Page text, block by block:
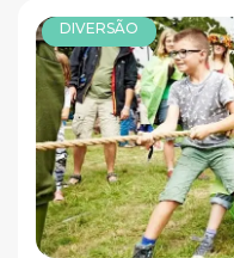
DIVERSÃO